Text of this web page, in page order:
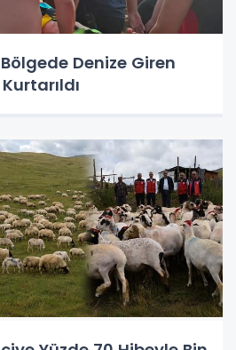
Denize Giren